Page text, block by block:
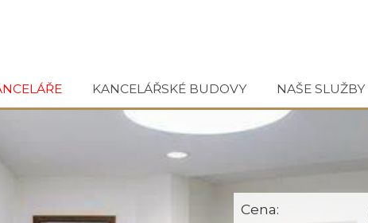
KANCELÁŘSKÉ BUDOVY NAŠE SLUŽBY
Cena: